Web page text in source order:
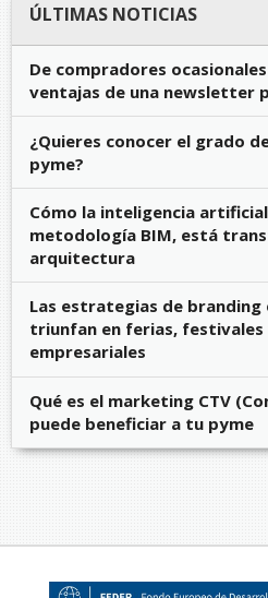
ÚLTIMAS NOTICIAS
De compradores
ventajas de una newsletter
¿Quieres conocer el grado
pyme?
Cómo la inteligencia
metodología BIM, está
arquitectura
Las estrategias de branding
triunfan en ferias, festivales
empresariales
Qué es el marketing CTV
puede beneficiar a tu pyme